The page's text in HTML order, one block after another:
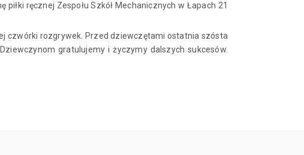
ręcznej Zespołu Szkół Mechanicznych w Łapach 21
czwórki rozgrywek. Przed dziewczętami ostatnia szósta
gratulujemy i życzymy dalszych sukcesów.